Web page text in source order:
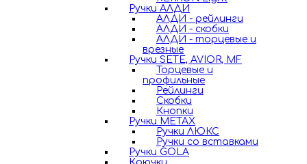
Ручки АЛДИ
АЛДИ - рейлинги
АЛДИ - скобки
АЛДИ - торцевые и
врезные
Ручки SETE, AVIOR, MF
Торцевые и
профильные
Рейлинги
Скобки
Кнопки
Ручки METAX
Ручки ЛЮКС
Ручки со вставками
Ручки GOLA